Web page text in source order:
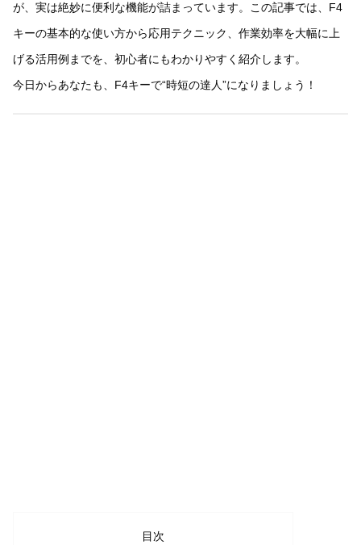
が、実は絶妙に便利な機能が詰まっています。この記事では、F4
キーの基本的な使い方から応用テクニック、作業効率を大幅に上
げる活用例までを、初心者にもわかりやすく紹介します。
今日からあなたも、F4キーで“時短の達人”になりましょう！
目次